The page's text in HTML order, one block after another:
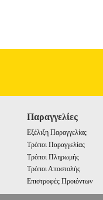
Παραγγελίες
Εξέλιξη Παραγγελίας
Τρόποι Παραγγελίας
Τρόποι Πληρωμής
Τρόποι Αποστολής
Επιστροφές Προιόντων